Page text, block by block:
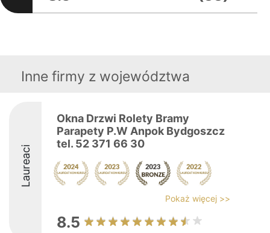
Inne firmy z województwa
Laureaci
Okna Drzwi Rolety Bramy
Parapety P.W Anpok Bydgoszcz
tel. 52 371 66 30
Pokaż więcej >>
8.5